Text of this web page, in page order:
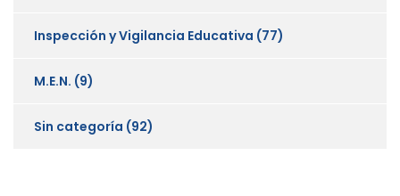
Inspección y Vigilancia Educativa (77)
M.E.N. (9)
Sin categoría (92)